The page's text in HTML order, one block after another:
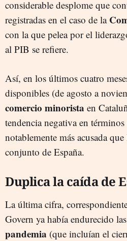
considerable desplome que
registradas en el caso de la
con la que pelea por el
al PIB se refiere.
Así, en los últimos cuatro
disponibles (de agosto a
comercio minorista en
tendencia negativa en
notablemente más acusada
conjunto de España.
Duplica la caída de
La última cifra,
Govern ya había endurecido
pandemia (que incluían el